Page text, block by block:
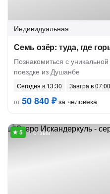
Индивидуальная
Семь озёр: туда, где
Познакомиться с
поездке из Душанбе
Сегодня в 13:30
Завтра в 07:00
от50 840 ₽за человека
1 отзыв